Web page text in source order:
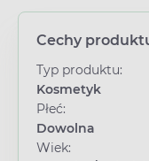
Cechy
Typ produktu:
Kosmetyk
Płeć:
Dowolna
Wiek: